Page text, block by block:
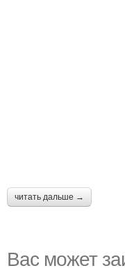
читать дальше →
Вас может